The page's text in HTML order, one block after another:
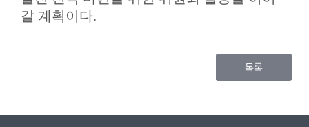
갈 계획이다.
목록